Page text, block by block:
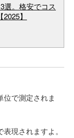
選。格安でコス
】
位で測定されま
現されますよ。